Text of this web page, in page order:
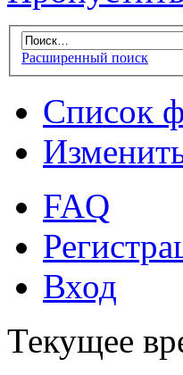
Расширенный поиск
Список
FAQ
Вход
Текущее